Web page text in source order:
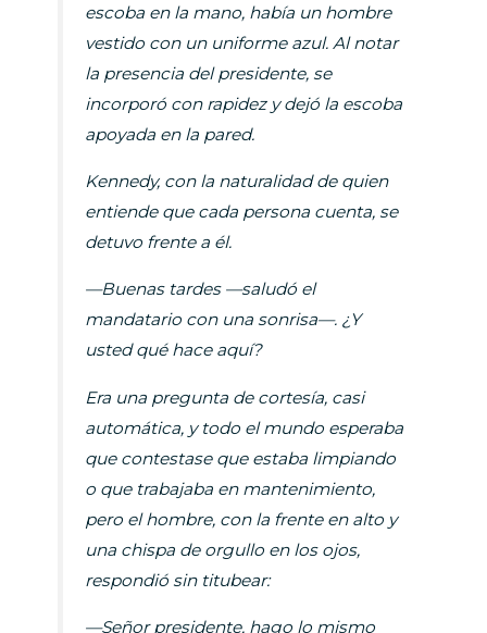
escoba en la mano, había un hombre
vestido con un uniforme azul. Al notar
la presencia del presidente, se
incorporó con rapidez y dejó la escoba
apoyada en la pared.
Kennedy, con la naturalidad de quien
entiende que cada persona cuenta, se
detuvo frente a él.
—Buenas tardes —saludó el
mandatario con una sonrisa—. ¿Y
usted qué hace aquí?
Era una pregunta de cortesía, casi
automática, y todo el mundo esperaba
que contestase que estaba limpiando
o que trabajaba en mantenimiento,
pero el hombre, con la frente en alto y
una chispa de orgullo en los ojos,
respondió sin titubear:
—Señor presidente, hago lo mismo